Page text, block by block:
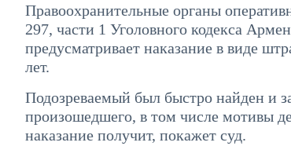
Правоохранительные органы
297, части 1 Уголовного кодекса
предусматривает наказание в виде
лет.
Подозреваемый был быстро найден и
произошедшего, в том числе мотивы
наказание получит, покажет суд.